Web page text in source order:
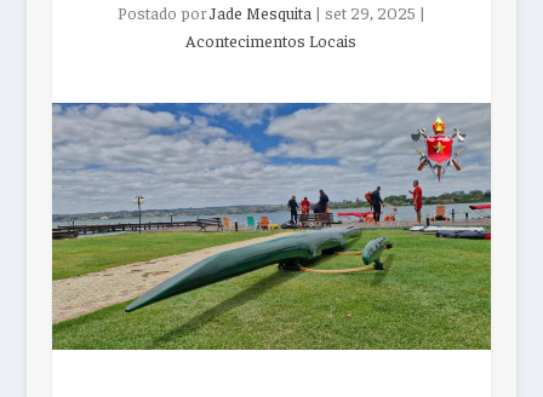
Postado porJade Mesquita | set 29, 2025 |
Acontecimentos Locais